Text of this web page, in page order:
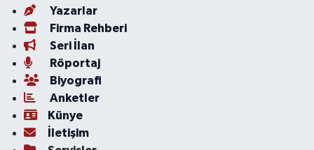
Yazarlar
Firma Rehberi
Seri İlan
Röportaj
Biyografi
Anketler
Künye
İletişim